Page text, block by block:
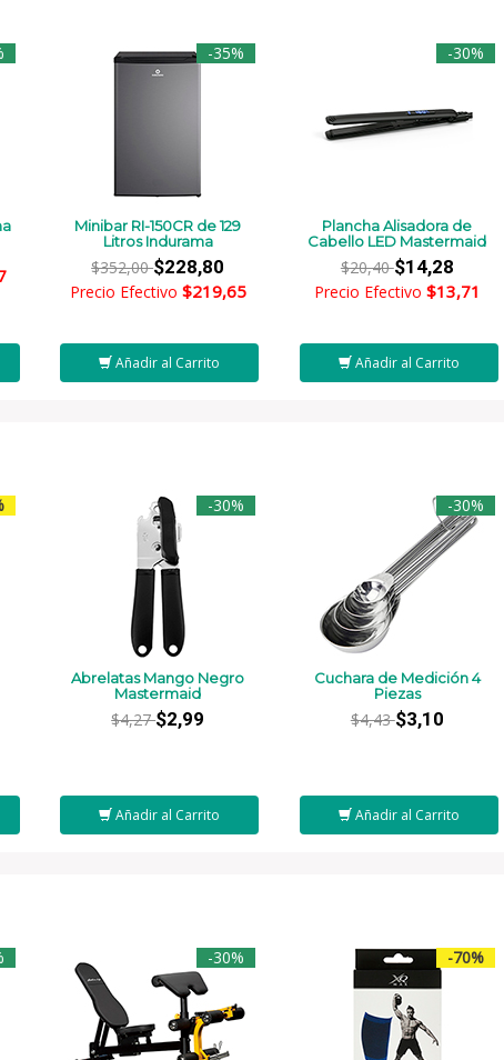
-35%
Minibar RI-150CR de 129
Litros Indurama
$352,00$228,80
Precio Efectivo $219,65
Añadir al Carrito
-30%
Plancha Alisadora de
Cabello LED Mastermaid
$20,40$14,28
Precio Efectivo $13,71
Añadir al Carrito
-30%
Abrelatas Mango Negro
Mastermaid
$4,27$2,99
Añadir al Carrito
-30%
Cuchara de Medición 4
Piezas
$4,43$3,10
Añadir al Carrito
-30% -70%